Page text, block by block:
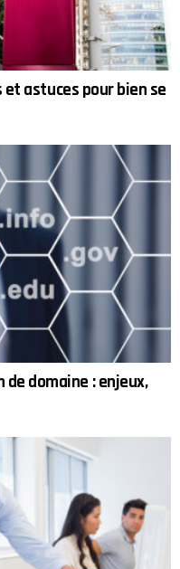
astuces pour bien se
domaine : enjeux,